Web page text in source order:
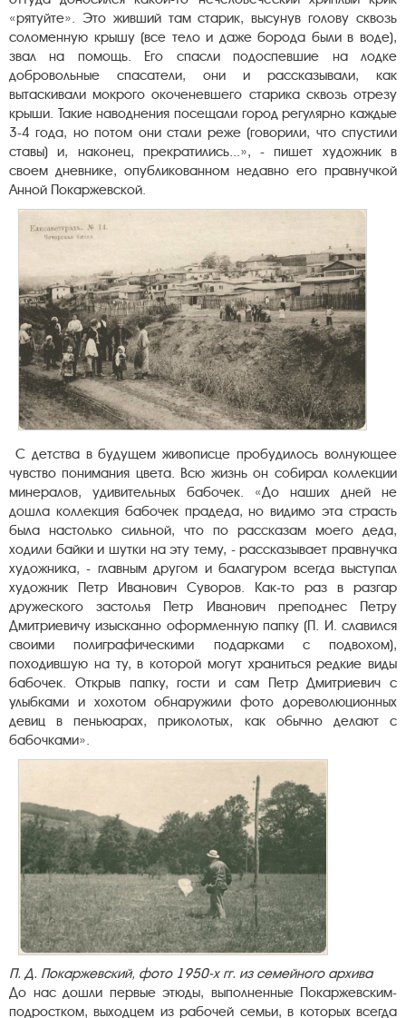
«рятуйте». Это живший там старик, высунув голову сквозь
соломенную крышу (все тело и даже борода были в воде),
звал на помощь. Его спасли подоспевшие на лодке
добровольные спасатели, они и рассказывали, как
вытаскивали мокрого окоченевшего старика сквозь отрезу
крыши. Такие наводнения посещали город регулярно каждые
3-4 года, но потом они стали реже (говорили, что спустили
ставы) и, наконец, прекратились...», - пишет художник в
своем дневнике, опубликованном недавно его правнучкой
Анной Покаржевской.
С детства в будущем живописце пробудилось волнующее
чувство понимания цвета. Всю жизнь он собирал коллекции
минералов, удивительных бабочек. «До наших дней не
дошла коллекция бабочек прадеда, но видимо эта страсть
была настолько сильной, что по рассказам моего деда,
ходили байки и шутки на эту тему, - рассказывает правнучка
художника, - главным другом и балагуром всегда выступал
художник Петр Иванович Суворов. Как-то раз в разгар
дружеского застолья Петр Иванович преподнес Петру
Дмитриевичу изысканно оформленную папку (П. И. славился
своими полиграфическими подарками с подвохом),
походившую на ту, в которой могут храниться редкие виды
бабочек. Открыв папку, гости и сам Петр Дмитриевич с
улыбками и хохотом обнаружили фото дореволюционных
девиц в пеньюарах, приколотых, как обычно делают с
бабочками».
П. Д. Покаржевский, фото 1950-х гг. из семейного архива
До нас дошли первые этюды, выполненные Покаржевским-
подростком, выходцем из рабочей семьи, в которых всегда